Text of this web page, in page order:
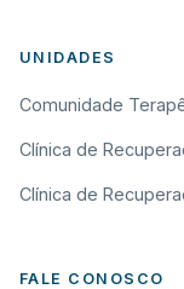
UNIDADES
Comunidade
Clínica de
Clínica de
FALE CONOSCO